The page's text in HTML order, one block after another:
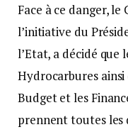
Face à ce danger, le
l’initiative du
l’Etat, a décidé que
Hydrocarbures
Budget et les
prennent toutes les